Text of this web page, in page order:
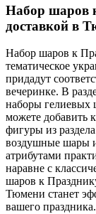
Набор шаров
доставкой в
Набор шаров к
тематическое
придадут
вечеринке. В
наборы гелиевых
можете добавить
фигуры из раздела
воздушные шары
атрибутами
наравне с
шаров к
Тюмени станет
вашего праздника.